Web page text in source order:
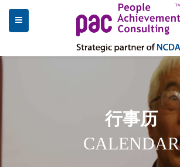
行事历
CALENDAR